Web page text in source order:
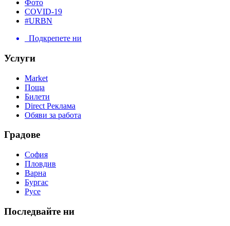
Фото
COVID-19
#URBN
Подкрепете ни
Услуги
Market
Поща
Билети
Direct Реклама
Обяви за работа
Градове
София
Пловдив
Варна
Бургас
Русе
Последвайте ни